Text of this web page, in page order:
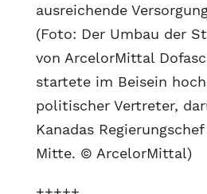
ausreichende
(Foto: Der Umbau der
von ArcelorMittal
startete im Beisein
politischer Vertreter,
Kanadas
Mitte. © ArcelorMittal)